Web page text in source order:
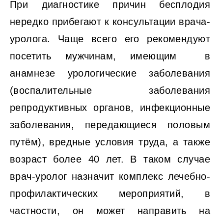
При диагностике причин бесплодия
нередко прибегают к консультации врача-
уролога. Чаще всего его рекомендуют
посетить мужчинам, имеющим в
анамнезе урологические заболевания
(воспалительные заболевания
репродуктивных органов, инфекционные
заболевания, передающиеся половым
путём), вредные условия труда, а также
возраст более 40 лет. В таком случае
врач-уролог назначит комплекс лечебно-
профилактических мероприятий, в
частности, он может направить на